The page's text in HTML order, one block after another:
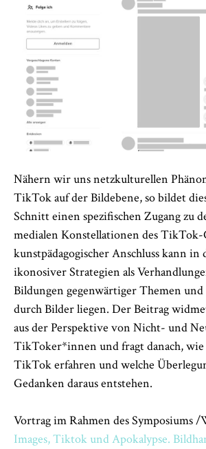
Nähern wir uns netzkulturellen
TikTok auf der Bildebene, so bildet
Schnitt einen spezifischen Zugang zu
medialen Konstellationen des
kunstpädagogischer Anschluss kann in
ikonosiver Strategien als
Bildungen gegenwärtiger Themen und
durch Bilder liegen. Der Beitrag
aus der Perspektive von Nicht- und
TikToker*innen und fragt danach,
TikTok erfahren und welche
Gedanken daraus entstehen.
Vortrag im Rahmen des Symposiums /
Images, Tiktok und Apokalypse.